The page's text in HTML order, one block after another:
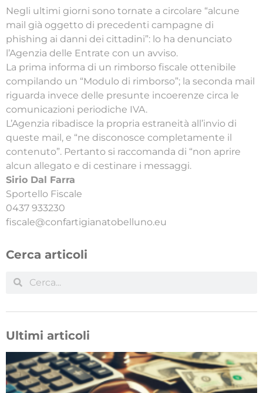
Negli ultimi giorni sono tornate a circolare “alcune
mail già oggetto di precedenti campagne di
phishing ai danni dei cittadini”: lo ha denunciato
l’Agenzia delle Entrate con un avviso.
La prima informa di un rimborso fiscale ottenibile
compilando un “Modulo di rimborso”; la seconda mail
riguarda invece delle presunte incoerenze circa le
comunicazioni periodiche IVA.
L’Agenzia ribadisce la propria estraneità all’invio di
queste mail, e “ne disconosce completamente il
contenuto”. Pertanto si raccomanda di “non aprire
alcun allegato e di cestinare i messaggi.
Sirio Dal Farra
Sportello Fiscale
0437 933230
fiscale@confartigianatobelluno.eu
Cerca articoli
Ultimi articoli